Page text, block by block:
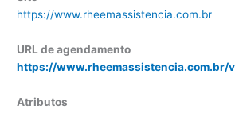
https://www.rheemassistencia.com.br
URL de agendamento
https://www.rheemassistencia.com.br/
Atributos